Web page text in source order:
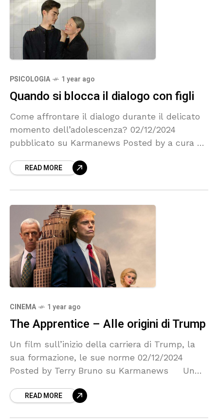
PSICOLOGIA 1 year ago
Quando si blocca il dialogo con figli
Come affrontare il dialogo durante il delicato
momento dell’adolescenza? 02/12/2024
pubblicato su Karmanews Posted by a cura di
figli cercano la propria
READ MORE
CINEMA 1 year ago
The Apprentice – Alle origini di Trump
Un film sull’inizio della carriera di Trump, la
sua formazione, le sue norme 02/12/2024
Posted by Terry Bruno su Karmanews Un
e
READ MORE